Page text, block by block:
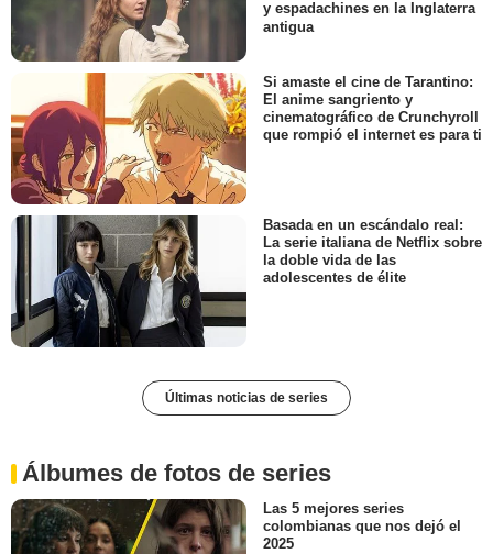
y espadachines en la Inglaterra
antigua
Si amaste el cine de Tarantino:
El anime sangriento y
cinematográfico de Crunchyroll
que rompió el internet es para ti
Basada en un escándalo real:
La serie italiana de Netflix sobre
la doble vida de las
adolescentes de élite
Últimas noticias de series
Álbumes de fotos de series
Las 5 mejores series
colombianas que nos dejó el
2025